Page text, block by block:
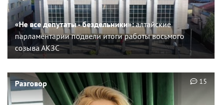
«Не все депутаты - бездельники»:алтайские
парламентарии подвели итоги работы восьмого
созыва АКЗС
Разговор 15